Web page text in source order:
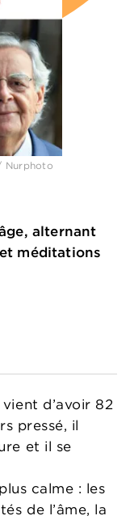
Nurphoto
alternant
méditations
vient d’avoir 82
pressé, il
et il se
calme : les
de l’âme, la